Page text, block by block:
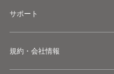
サポート
規約・会社情報